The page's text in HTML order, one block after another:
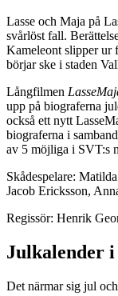
Lasse och Maja på
svårlöst fall.
Kameleont slipper ur
börjar ske i staden
Långfilmen
upp på biograferna
också ett nytt
biograferna i
av 5 möjliga i SVT:s
Skådespelare:
Jacob Ericksson,
Regissör: Henrik
Julkalender
Det närmar sig jul